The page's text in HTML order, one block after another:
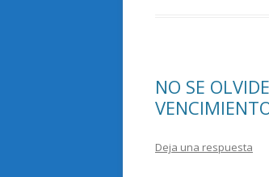
NO SE
Deja una respuesta